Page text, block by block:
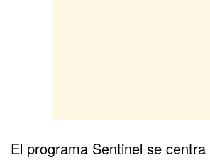
El programa Sentinel se